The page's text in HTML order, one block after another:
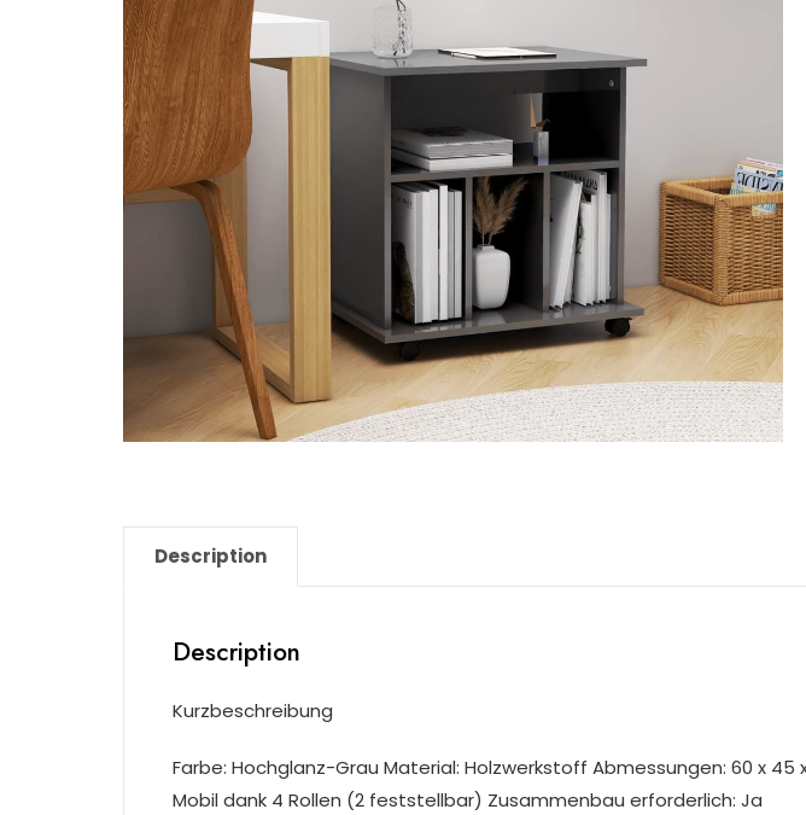
Description
Description
Kurzbeschreibung
Farbe: Hochglanz-Grau Material: Holzwerkstoff Abmessungen: 60 x 45
Mobil dank 4 Rollen (2 feststellbar) Zusammenbau erforderlich: Ja